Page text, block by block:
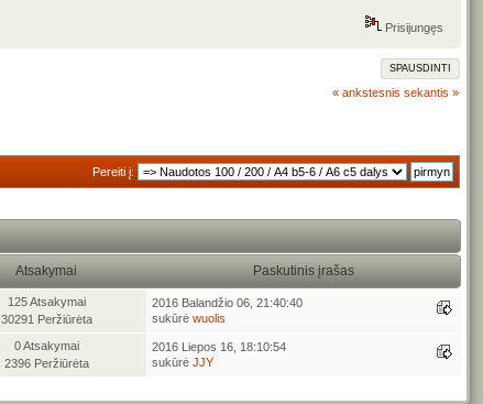
Prisijungęs
SPAUSDINTI
« ankstesnis sekantis »
Pereiti į:
Atsakymai
Paskutinis įrašas
125 Atsakymai
30291 Peržiūrėta
2016 Balandžio 06, 21:40:40
sukūrė wuolis
0 Atsakymai
2396 Peržiūrėta
2016 Liepos 16, 18:10:54
sukūrė JJY